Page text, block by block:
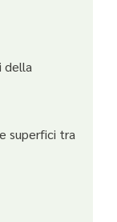
della
superfici tra